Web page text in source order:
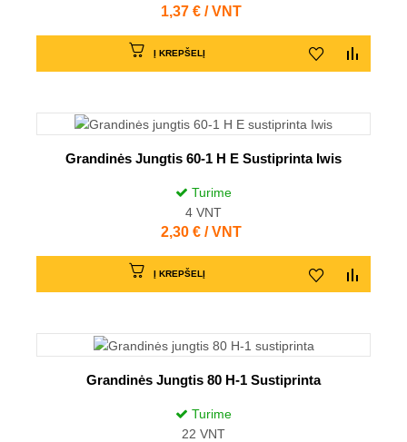
Kaina
1,37 € / VNT
Į KREPŠELĮ
Grandinės Jungtis 60-1 H E Sustiprinta Iwis
Turime
4 VNT
Kaina
2,30 € / VNT
Į KREPŠELĮ
Grandinės Jungtis 80 H-1 Sustiprinta
Turime
22 VNT